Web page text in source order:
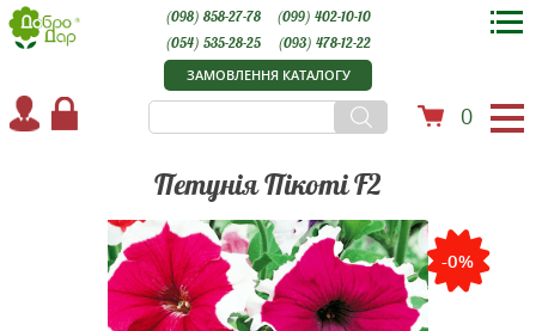
ЗАМОВЛЕННЯ КАТАЛОГУ
0
(098) 858-27-78
(099) 402-10-10
(054) 535-28-25
(093) 478-12-22
Петунія Пікоті F2
-0%